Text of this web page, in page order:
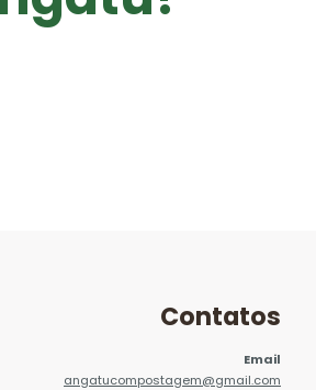
Contatos
Email
angatucompostagem@gmail.com